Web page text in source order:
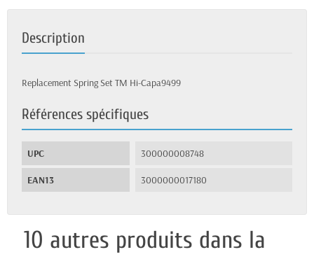
Description
Replacement Spring Set TM Hi-Capa9499
Références spécifiques
UPC 300000008748
EAN13 3000000017180
10 autres produits dans la